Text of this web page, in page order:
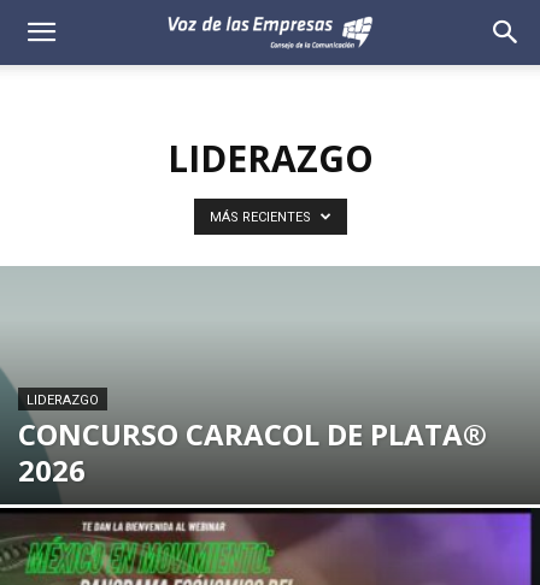
Voz
LIDERAZGO
MÁS RECIENTES
LIDERAZGO
CONCURSO CARACOL DE PLATA®
2026